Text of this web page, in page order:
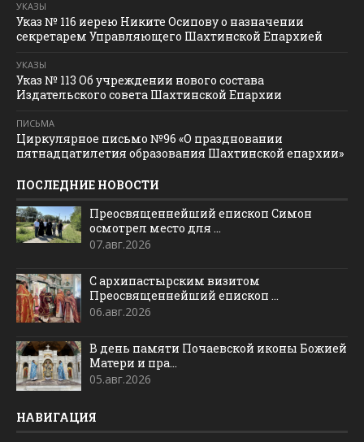
УКАЗЫ
Указ № 116 иерею Никите Осипову о назначении
секретарем Управляющего Шахтинской Епархией
УКАЗЫ
Указ № 113 Об учреждении нового состава
Издательского совета Шахтинской Епархии
ПИСЬМА
Циркулярное письмо №96 «О праздновании
пятнадцатилетия образования Шахтинской епархии»
ПОСЛЕДНИЕ НОВОСТИ
Преосвященнейший епископ Симон
осмотрел место для ...
07.авг.2026
С архипастырским визитом
Преосвященнейший епископ ...
06.авг.2026
В день памяти Почаевской иконы Божией
Матери и пра...
05.авг.2026
НАВИГАЦИЯ